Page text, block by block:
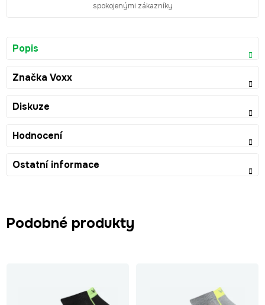
spokojenými zákazníky
Popis
Značka Voxx
Diskuze
Hodnocení
Ostatní informace
Podobné produkty